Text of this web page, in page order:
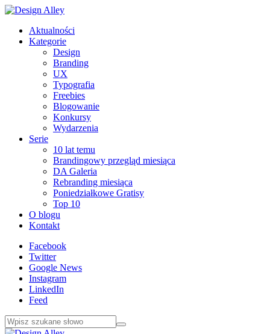
Aktualności
Kategorie
Design
Branding
UX
Typografia
Freebies
Blogowanie
Konkursy
Wydarzenia
Serie
10 lat temu
Brandingowy przegląd miesiąca
DA Galeria
Rebranding miesiąca
Poniedziałkowe Gratisy
Top 10
O blogu
Kontakt
Facebook
Twitter
Google News
Instagram
LinkedIn
Feed